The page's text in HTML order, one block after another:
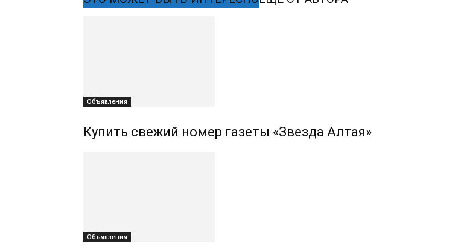
Объявления
Купить свежий номер газеты «Звезда Алтая»
Объявления